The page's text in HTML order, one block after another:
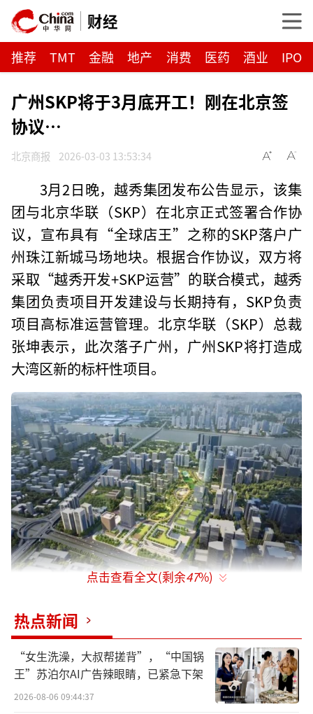
财经
推荐 TMT 金融 地产 消费 医药 酒业 IPO
广州SKP将于3月底开工！刚在北京签
协议…
北京商报 2026-03-03 13:53:34
3月2日晚，越秀集团发布公告显示，该集
团与北京华联（SKP）在北京正式签署合作协
议，宣布具有“全球店王”之称的SKP落户广
州珠江新城马场地块。根据合作协议，双方将
采取“越秀开发+SKP运营”的联合模式，越秀
集团负责项目开发建设与长期持有，SKP负责
项目高标准运营管理。北京华联（SKP）总裁
张坤表示，此次落子广州，广州SKP将打造成
大湾区新的标杆性项目。
据介绍，马场地块地处广州珠江新城-金融
城-琶洲三大CBD构成的黄金三角核心交汇点，
总用地面积约19.45万平方米。在此前举行的土
拍中，该地块引发全国头部房企激烈角逐，越
点击查看全文(剩余47%)
热点新闻
“女生洗澡，大叔帮搓背”，“中国锅
王”苏泊尔AI广告辣眼睛，已紧急下架
2026-08-06 09:44:37